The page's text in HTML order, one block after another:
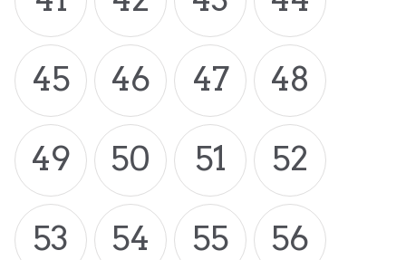
45
46 47
48
49
50 51
52
53
54 55
56